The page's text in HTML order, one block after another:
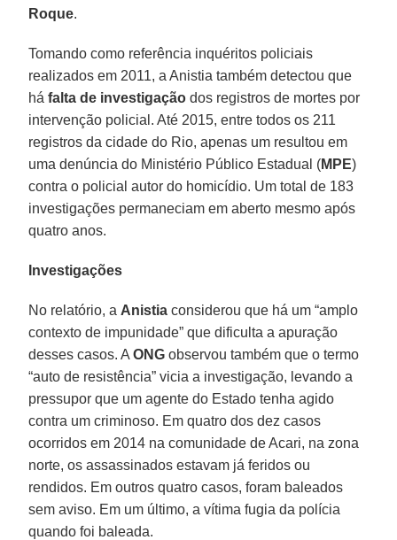
Roque.
Tomando como referência inquéritos policiais
realizados em 2011, a Anistia também detectou que
háfalta de investigação dos registros de mortes por
intervenção policial. Até 2015, entre todos os 211
registros da cidade do Rio, apenas um resultou em
uma denúncia do Ministério Público Estadual (MPE)
contra o policial autor do homicídio. Um total de 183
investigações permaneciam em aberto mesmo após
quatro anos.
Investigações
No relatório, a Anistia considerou que há um “amplo
contexto de impunidade” que dificulta a apuração
desses casos. AONG observou também que o termo
“auto de resistência” vicia a investigação, levando a
pressupor que um agente do Estado tenha agido
contra um criminoso. Em quatro dos dez casos
ocorridos em 2014 na comunidade de Acari, na zona
norte, os assassinados estavam já feridos ou
rendidos. Em outros quatro casos, foram baleados
sem aviso. Em um último, a vítima fugia da polícia
quando foi baleada.